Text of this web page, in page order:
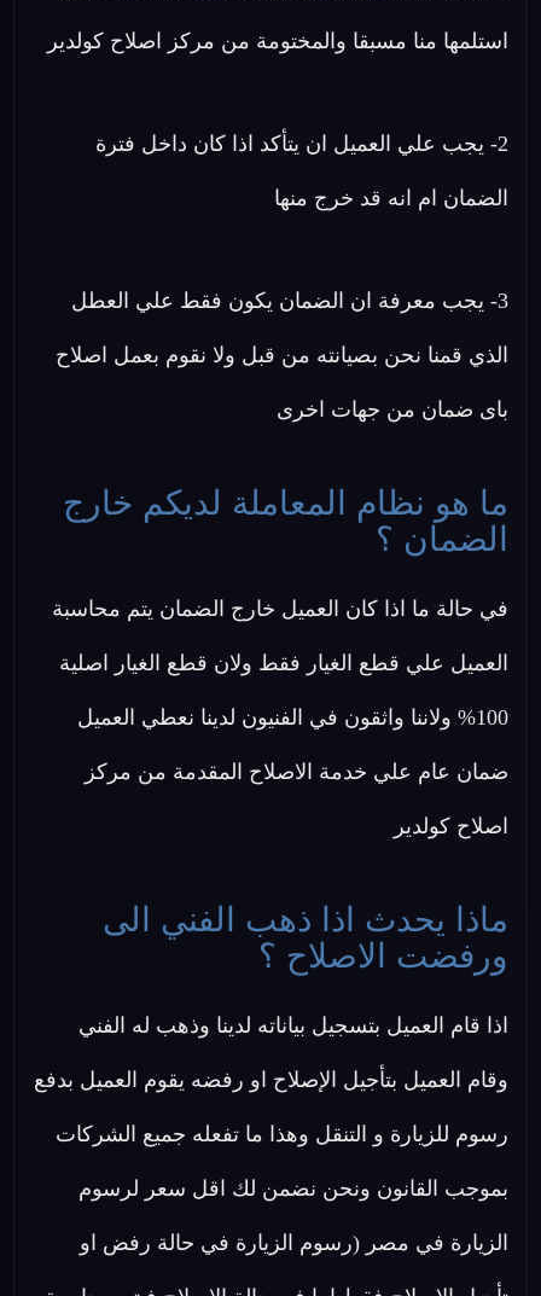
استلمها منا مسبقا والمختومة من مركز اصلاح كولدير
2- يجب علي العميل ان يتأكد اذا كان داخل فترة
الضمان ام انه قد خرج منها
3- يجب معرفة ان الضمان يكون فقط علي العطل
الذي قمنا نحن بصيانته من قبل ولا نقوم بعمل اصلاح
باى ضمان من جهات اخرى
ما هو نظام المعاملة لديكم خارج
الضمان ؟
في حالة ما اذا كان العميل خارج الضمان يتم محاسبة
العميل علي قطع الغيار فقط ولان قطع الغيار اصلية
100% ولاننا واثقون في الفنيون لدينا نعطي العميل
ضمان عام علي خدمة الاصلاح المقدمة من مركز
اصلاح كولدير
ماذا يحدث اذا ذهب الفني الى
ورفضت الاصلاح ؟
اذا قام العميل بتسجيل بياناته لدينا وذهب له الفني
وقام العميل بتأجيل الإصلاح او رفضه يقوم العميل بدفع
رسوم للزيارة و التنقل وهذا ما تفعله جميع الشركات
بموجب القانون ونحن نضمن لك اقل سعر لرسوم
الزيارة في مصر (رسوم الزيارة في حالة رفض او